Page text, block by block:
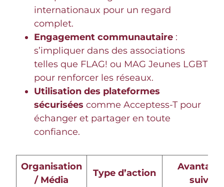
internationaux pour un regard
complet.
Engagement communautaire :
s’impliquer dans des associations
telles que FLAG! ou MAG Jeunes LGBT
pour renforcer les réseaux.
Utilisation des plateformes
sécurisées comme Acceptess-T pour
échanger et partager en toute
confiance.
Organisation
/ Média
Type d’action
Avantage
suivre